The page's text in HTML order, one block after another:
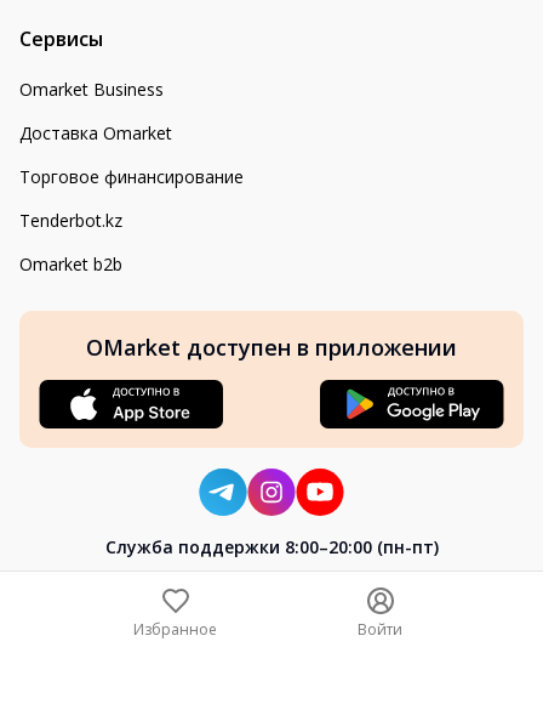
Сервисы
Omarket Business
Доставка Omarket
Торговое финансирование
Tenderbot.kz
Omarket b2b
OMarket доступен в приложении
Cлужба поддержки 8:00–20:00 (пн-пт)
Избранное Войти